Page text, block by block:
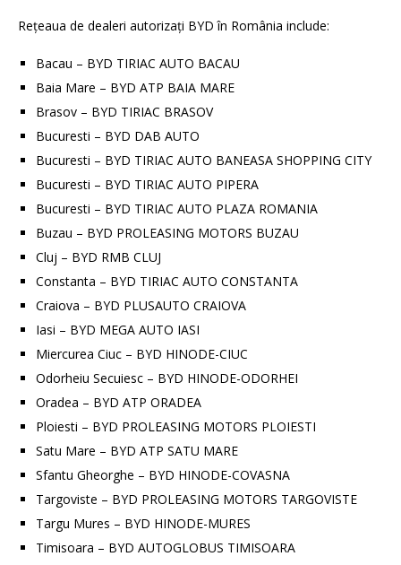
Rețeaua de dealeri autorizați BYD în România include:
Bacau – BYD TIRIAC AUTO BACAU
Baia Mare – BYD ATP BAIA MARE
Brasov – BYD TIRIAC BRASOV
Bucuresti – BYD DAB AUTO
Bucuresti – BYD TIRIAC AUTO BANEASA SHOPPING CITY
Bucuresti – BYD TIRIAC AUTO PIPERA
Bucuresti – BYD TIRIAC AUTO PLAZA ROMANIA
Buzau – BYD PROLEASING MOTORS BUZAU
Cluj – BYD RMB CLUJ
Constanta – BYD TIRIAC AUTO CONSTANTA
Craiova – BYD PLUSAUTO CRAIOVA
Iasi – BYD MEGA AUTO IASI
Miercurea Ciuc – BYD HINODE-CIUC
Odorheiu Secuiesc – BYD HINODE-ODORHEI
Oradea – BYD ATP ORADEA
Ploiesti – BYD PROLEASING MOTORS PLOIESTI
Satu Mare – BYD ATP SATU MARE
Sfantu Gheorghe – BYD HINODE-COVASNA
Targoviste – BYD PROLEASING MOTORS TARGOVISTE
Targu Mures – BYD HINODE-MURES
Timisoara – BYD AUTOGLOBUS TIMISOARA